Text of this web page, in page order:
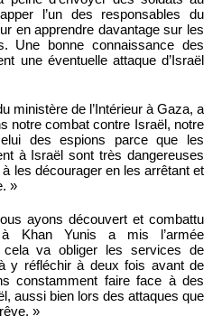
l’un des responsables du
en apprendre davantage sur les
Une bonne connaissance des
une éventuelle attaque d’Israël
ministère de l’Intérieur à Gaza, a
notre combat contre Israël, notre
des espions parce que les
à Israël sont très dangereuses
les décourager en les arrêtant et
»
ayons découvert et combattu
à Khan Yunis a mis l’armée
cela va obliger les services de
y réfléchir à deux fois avant de
constamment faire face à des
aussi bien lors des attaques que
»